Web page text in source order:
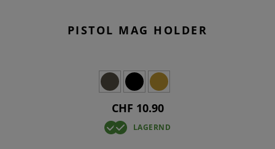
PISTOL MAG HOLDER
CHF 10.90
LAGERND